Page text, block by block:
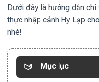
Dưới đây là hướng dẫn
thực nhập cảnh Hy Lạp
nhé!
Mục lục